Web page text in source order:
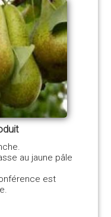
au jaune pâle
est